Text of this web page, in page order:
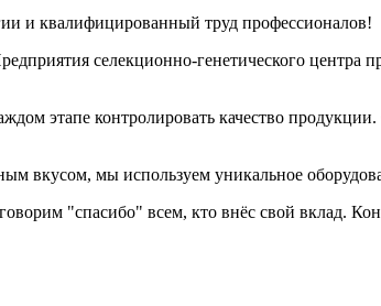
и квалифицированный труд профессионалов!
селекционно-генетического центра
этапе контролировать качество
мы используем уникальное
"спасибо" всем, кто внёс свой вклад.